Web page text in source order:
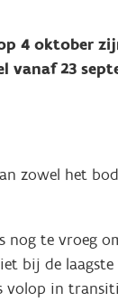
4 oktober
23
zowel het
nog te vroeg
bij de
volop in